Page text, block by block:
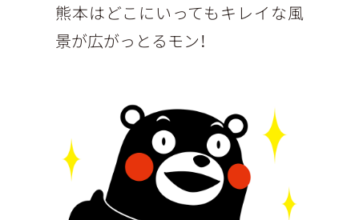
熊本はどこにいってもキレイな風
景が広がっとるモン！